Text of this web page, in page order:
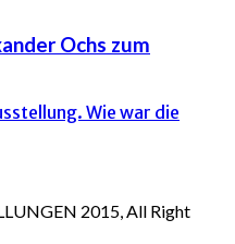
Ochs zum
Wie war die
2015, All Right